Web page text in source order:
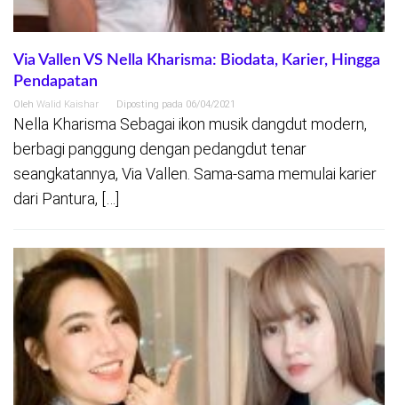
Via Vallen VS Nella Kharisma: Biodata, Karier, Hingga
Pendapatan
Oleh Walid Kaishar Diposting pada 06/04/2021
Nella Kharisma Sebagai ikon musik dangdut modern,
berbagi panggung dengan pedangdut tenar
seangkatannya, Via Vallen. Sama-sama memulai karier
dari Pantura, […]